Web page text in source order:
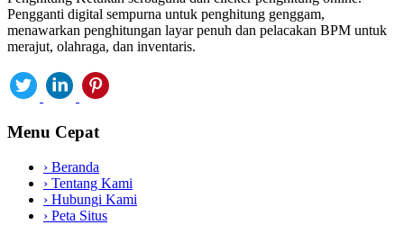
Pengganti digital sempurna untuk penghitung genggam,
menawarkan penghitungan layar penuh dan pelacakan BPM untuk
merajut, olahraga, dan inventaris.
Menu Cepat
› Beranda
› Tentang Kami
› Hubungi Kami
› Peta Situs